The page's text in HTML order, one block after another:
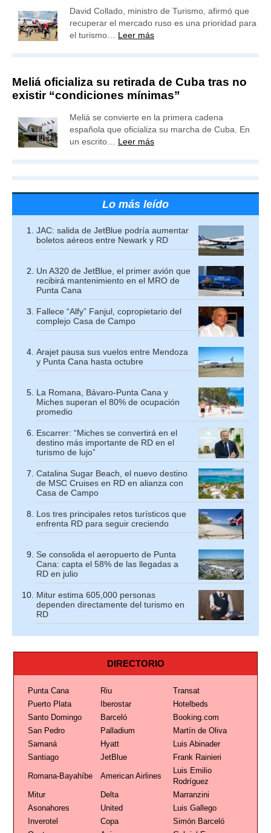
David Collado, ministro de Turismo, afirmó que
recuperar el mercado ruso es una prioridad para
el turismo… Leer más
Meliá oficializa su retirada de Cuba tras no
existir “condiciones mínimas”
Meliá se convierte en la primera cadena
española que oficializa su marcha de Cuba. En
un escrito… Leer más
Lo más leído
JAC: salida de JetBlue podría aumentar
boletos aéreos entre Newark y RD
Un A320 de JetBlue, el primer avión que
recibirá mantenimiento en el MRO de
Punta Cana
Fallece “Alfy” Fanjul, copropietario del
complejo Casa de Campo
Arajet pausa sus vuelos entre Mendoza
y Punta Cana hasta octubre
La Romana, Bávaro-Punta Cana y
Miches superan el 80% de ocupación
promedio
Escarrer: “Miches se convertirá en el
destino más importante de RD en el
turismo de lujo”
Catalina Sugar Beach, el nuevo destino
de MSC Cruises en RD en alianza con
Casa de Campo
Los tres principales retos turísticos que
enfrenta RD para seguir creciendo
Se consolida el aeropuerto de Punta
Cana: capta el 58% de las llegadas a
RD en julio
Mitur estima 605,000 personas
dependen directamente del turismo en
RD
DIRECTORIO
Punta Cana Riu
Transat
Puerto Plata
Iberostar
Hotelbeds
Santo Domingo
Barceló
Booking.com
San Pedro
Palladium
Martín de Oliva
Samaná
Hyatt
Luis Abinader
Santiago
JetBlue Frank Rainieri
Romana-Bayahíbe American Airlines
Luis Emilio
Rodríguez
Mitur
Delta
Marranzini
Asonahores
United
Luis Gallego
Inverotel
Copa
Simón Barceló